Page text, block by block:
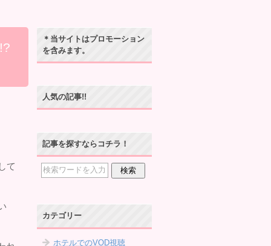
て
＊当サイトはプロモーション
を含みます。
人気の記事!!
記事を探すならコチラ！
カテゴリー
ホテルでのVOD視聴